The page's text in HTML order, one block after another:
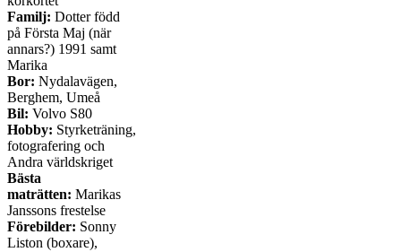
Familj: Dotter född
på Första Maj (när
annars?) 1991 samt
Marika
Bor: Nydalavägen,
Berghem, Umeå
Bil: Volvo S80
Hobby: Styrketräning,
fotografering och
Andra världskriget
Bästa
maträtten: Marikas
Janssons frestelse
Förebilder: Sonny
Liston (boxare),